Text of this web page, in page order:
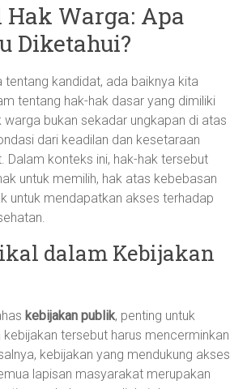
Warga: Apa
Diketahui?
tentang kandidat, ada baiknya kita
tentang hak-hak dasar yang dimiliki
warga bukan sekadar ungkapan di atas
dari keadilan dan kesetaraan
Dalam konteks ini, hak-hak tersebut
untuk memilih, hak atas kebebasan
untuk mendapatkan akses terhadap
dalam Kebijakan
kebijakan publik, penting untuk
tersebut harus mencerminkan
kebijakan yang mendukung akses
lapisan masyarakat merupakan